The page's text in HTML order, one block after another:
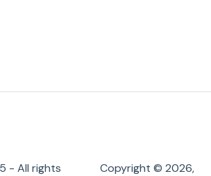
- All rights
Copyright © 2026,